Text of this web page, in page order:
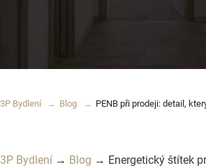
3P Bydlení Blog PENB při prodeji: detail,
3P Bydlení → Blog → Energetický štítek